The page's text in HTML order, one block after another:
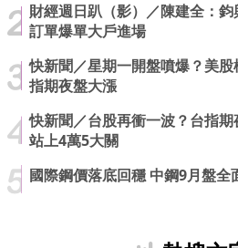
財經週日趴（影）／陳建全：
訂單爆單大戶進場
快新聞／星期一開盤噴爆？美
指期夜盤大漲
快新聞／台股再衝一波？台指期
站上4萬5大關
國際鋼價落底回穩 中鋼9月盤全